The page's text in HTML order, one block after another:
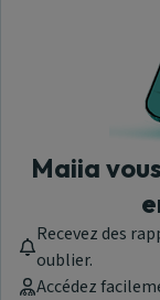
Maiia
Recevez des
oublier.
Accédez